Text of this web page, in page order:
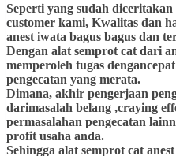
Seperti yang sudah
customer kami, Kwalitas dan
anest iwata bagus bagus dan
Dengan alat semprot cat dari
memperoleh tugas
pengecatan yang merata.
Dimana, akhir pengerjaan
darimasalah belang ,craying
permasalahan pengecatan
profit usaha anda.
Sehingga alat semprot cat